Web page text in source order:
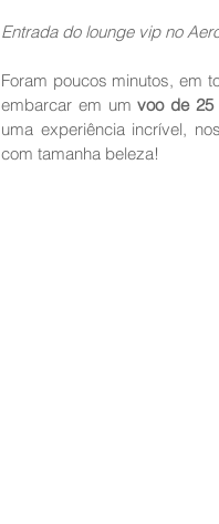
Entrada do lounge vip no
Foram poucos minutos, em
embarcar em um voo de 25
uma experiência incrível,
com tamanha beleza!